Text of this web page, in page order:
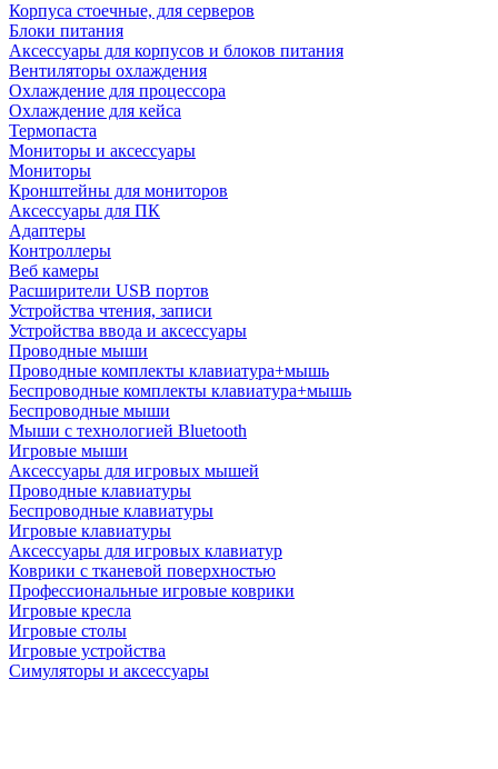
Корпуса стоечные, для серверов
Блоки питания
Аксессуары для корпусов и блоков питания
Вентиляторы охлаждения
Охлаждение для процессора
Охлаждение для кейса
Термопаста
Мониторы и аксессуары
Мониторы
Кронштейны для мониторов
Аксессуары для ПК
Адаптеры
Контроллеры
Веб камеры
Расширители USB портов
Устройства чтения, записи
Устройства ввода и аксессуары
Проводные мыши
Проводные комплекты клавиатура+мышь
Беспроводные комплекты клавиатура+мышь
Беспроводные мыши
Мыши с технологией Bluetooth
Игровые мыши
Аксессуары для игровых мышей
Проводные клавиатуры
Беспроводные клавиатуры
Игровые клавиатуры
Аксессуары для игровых клавиатур
Коврики с тканевой поверхностью
Профессиональные игровые коврики
Игровые кресла
Игровые столы
Игровые устройства
Симуляторы и аксессуары